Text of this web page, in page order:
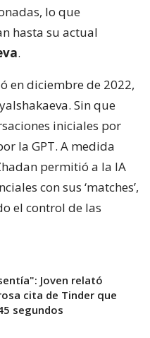
lo que
hasta su actual
.
en diciembre de 2022,
Sin que
iniciales por
la GPT. A medida
permitió a la IA
con sus ‘matches’,
el control de las
Joven relató
cita de Tinder que
segundos